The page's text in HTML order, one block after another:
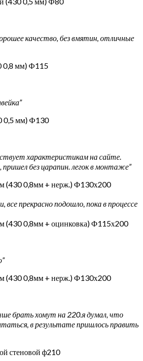
качество, без вмятин, отличные
0,8 мм) Ф115
0,5 мм) Ф130
характеристикам на сайте.
пришел без царапин. легок в монтаже”
(430 0,8мм + нерж.) Ф130х200
все прекрасно подошло, пока в процессе
(430 0,8мм + оцинковка) Ф115х200
(430 0,8мм + нерж.) Ф130х200
брать хомут на 220.я думал, что
в результате пришлось править
стеновой ф210